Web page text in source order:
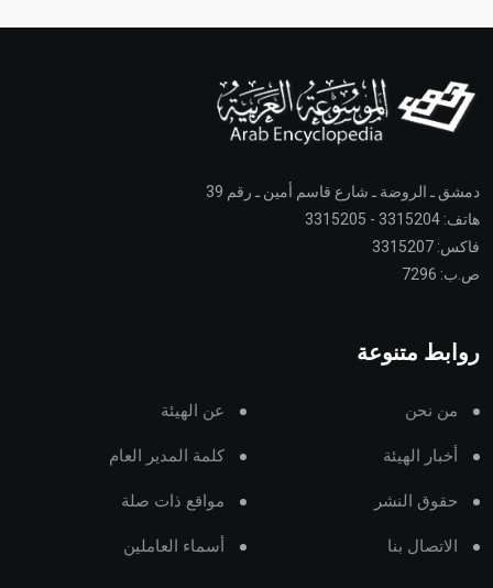
دمشق ـ الروضة ـ شارع قاسم أمين ـ رقم 39
هاتف: 3315204 - 3315205
فاكس: 3315207
ص.ب: 7296
روابط متنوعة
من نحن عن الهيئة
أخبار الهيئة كلمة المدير العام
حقوق النشر مواقع ذات صلة
الاتصال بنا أسماء العاملين